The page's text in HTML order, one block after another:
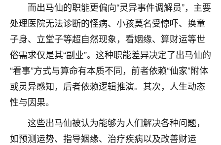
而出马仙的职能更偏向“灵异事件调解员”，主要
处理医院无法诊断的怪病、小孩莫名受惊吓、换童
子身、立堂子等超自然现象，看姻缘、算财运等世
俗需求仅是其“副业”。这种职能差异决定了出马仙的
“看事”方式与算命有本质不同，前者依赖“仙家”附体
或灵异感知，后者依赖逻辑推演。其次，人生动态
性与因果。
这些出马仙被认为能够为人们解决各种问题，
如预测运势、指导姻缘、治疗疾病以及改善财运
鹿森：是的，其实跟老师聊过之后，最大的感
触，首先就是心态会变好，万般皆是命，半点
不由人！
1天前 来自四川 9
金白水清
我也想找老师看看，有没有人给个联系方式的啊？
1天前 来自江西 12